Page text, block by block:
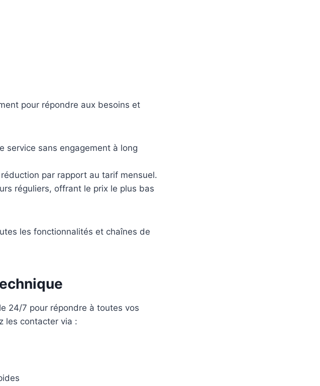
pour répondre aux besoins et
service sans engagement à long
par rapport au tarif mensuel.
réguliers, offrant le prix le plus bas
les fonctionnalités et chaînes de
24/7 pour répondre à toutes vos
les contacter via :